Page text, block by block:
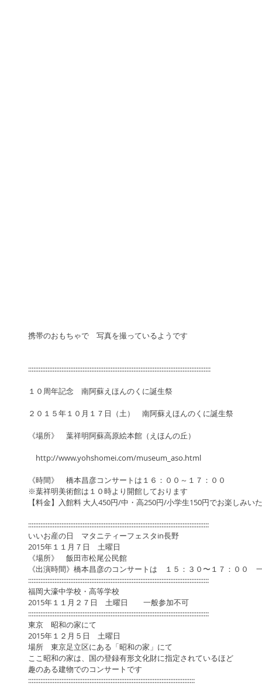
携帯のおもちゃで　写真を撮っているようです
::::::::::::::::::::::::::::::::::::::::::::::::::::::::::::::::::::::::::::::::::::::::::::::::::::::::
１０周年記念　南阿蘇えほんのくに誕生祭
２０１５年１０月１７日（土）　南阿蘇えほんのくに誕生祭
《場所》　葉祥明阿蘇高原絵本館（えほんの丘）
http://www.yohshomei.com/museum_aso.html
《時間》　橋本昌彦コンサートは１６：００～１７：００
※葉祥明美術館は１０時より開館しております
【料金】入館料 大人450円/中・高250円/小学生150円でお楽しみい
:::::::::::::::::::::::::::::::::::::::::::::::::::::::::::::::::::::::::::::::::::::::::::::::::::::::
いいお産の日　マタニティーフェスタin長野
2015年１１月７日　土曜日
《場所》　飯田市松尾公民館
《出演時間》橋本昌彦のコンサートは　１５：３０〜１７：００　
:::::::::::::::::::::::::::::::::::::::::::::::::::::::::::::::::::::::::::::::::::::::::::::::::::::::
福岡大濠中学校・高等学校
2015年１１月２７日　土曜日　　一般参加不可
:::::::::::::::::::::::::::::::::::::::::::::::::::::::::::::::::::::::::::::::::::::::::::::::::::::::
東京　昭和の家にて
2015年１２月５日　土曜日
場所　東京足立区にある「昭和の家」にて
ここ昭和の家は、国の登録有形文化財に指定されているほど
趣のある建物でのコンサートです
:::::::::::::::::::::::::::::::::::::::::::::::::::::::::::::::::::::::::::::::::::::::::::::::